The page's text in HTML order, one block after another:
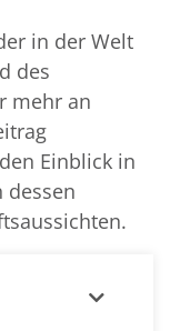
in der Welt
des
mehr an
Einblick in
dessen